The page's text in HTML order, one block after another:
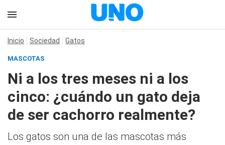
Inicio Sociedad Gatos
MASCOTAS
Ni a los tres meses ni a los
cinco: ¿cuándo un gato deja
de ser cachorro realmente?
Los gatos son una de las mascotas más